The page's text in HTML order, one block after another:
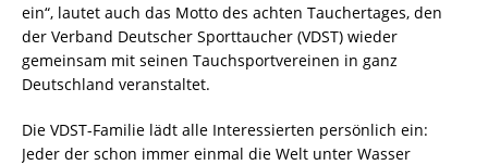
ein“, lautet auch das Motto des achten Tauchertages, den
der Verband Deutscher Sporttaucher (VDST) wieder
gemeinsam mit seinen Tauchsportvereinen in ganz
Deutschland veranstaltet.
Die VDST-Familie lädt alle Interessierten persönlich ein:
Jeder der schon immer einmal die Welt unter Wasser